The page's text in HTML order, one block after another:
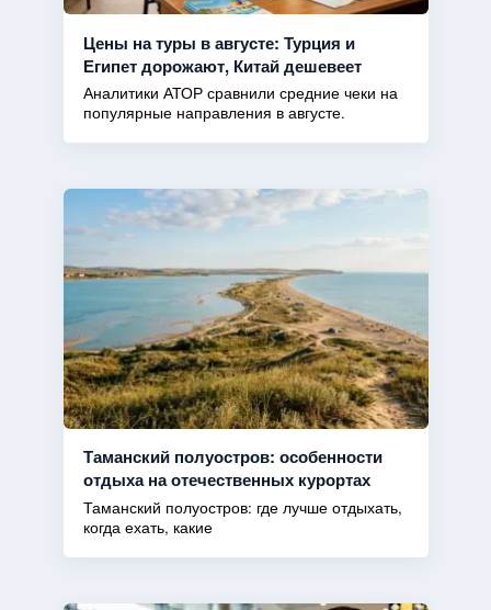
Цены на туры в августе: Турция и
Египет дорожают, Китай дешевеет
Аналитики АТОР сравнили средние чеки на
популярные направления в августе.
Таманский полуостров: особенности
отдыха на отечественных курортах
Таманский полуостров: где лучше отдыхать,
когда ехать, какие